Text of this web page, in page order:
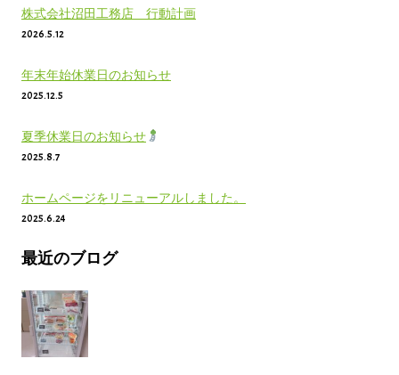
株式会社沼田工務店 行動計画
2026.5.12
年末年始休業日のお知らせ
2025.12.5
夏季休業日のお知らせ
2025.8.7
ホームページをリニューアルしました。
2025.6.24
最近のブログ